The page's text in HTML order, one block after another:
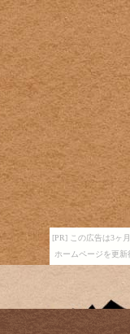
[PR] この広告は3ヶ
ホームページを更